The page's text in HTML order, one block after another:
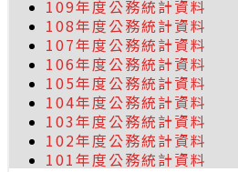
109年度公務統計資料
108年度公務統計資料
107年度公務統計資料
106年度公務統計資料
105年度公務統計資料
104年度公務統計資料
103年度公務統計資料
102年度公務統計資料
101年度公務統計資料